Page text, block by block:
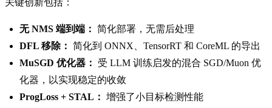
关键创新包括：
无 NMS 端到端： 简化部署，无需后处理
DFL 移除： 简化到 ONNX、TensorRT 和 CoreML 的导出
MuSGD 优化器：
受 LLM 训练启发的混合 SGD/Muon 优
化器，以实现稳定的收敛
ProgLoss + STAL： 增强了小目标检测性能